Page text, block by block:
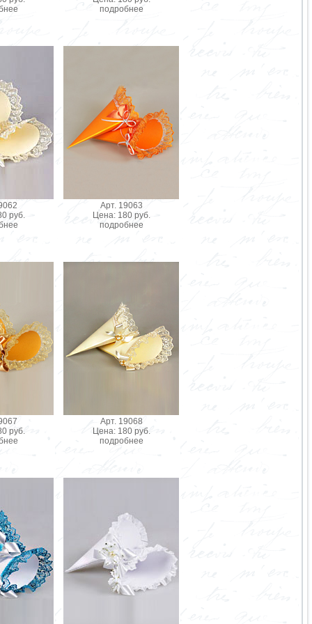
подробнее
руб.
Арт. 19063
Цена: 180 руб.
подробнее
руб.
Арт. 19068
Цена: 180 руб.
подробнее